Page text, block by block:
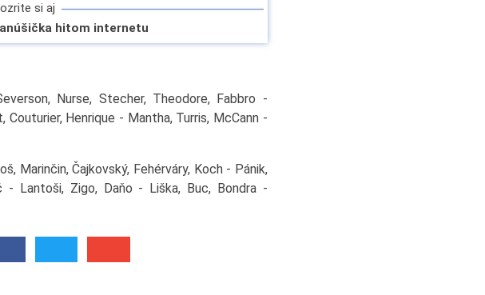
si aj
hitom internetu
Nurse, Stecher, Theodore, Fabbro -
Henrique - Mantha, Turris, McCann -
Marinčin, Čajkovský, Fehérváry, Koch - Pánik,
Lantoši, Zigo, Daňo - Liška, Buc, Bondra -